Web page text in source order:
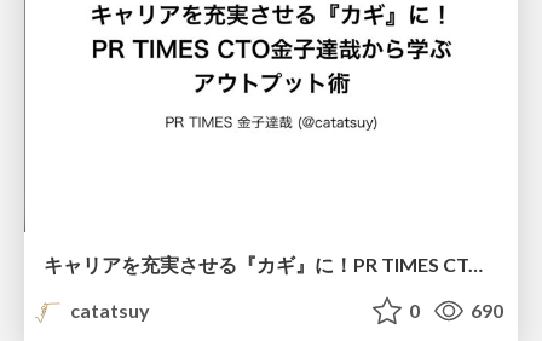
キャリアを充実させる『カギ』に！PR TIMES CTO金子達哉から学ぶアウトプット術 / output_method
catatsuy
0 690